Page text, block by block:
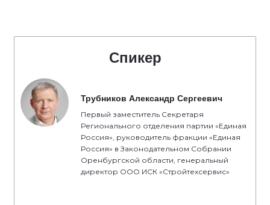
Спикер
Трубников Александр Сергеевич
Первый заместитель Секретаря
Регионального отделения партии «Единая
Россия», руководитель фракции «Единая
Россия» в Законодательном Собрании
Оренбургской области, генеральный
директор ООО ИСК «Стройтехсервис»